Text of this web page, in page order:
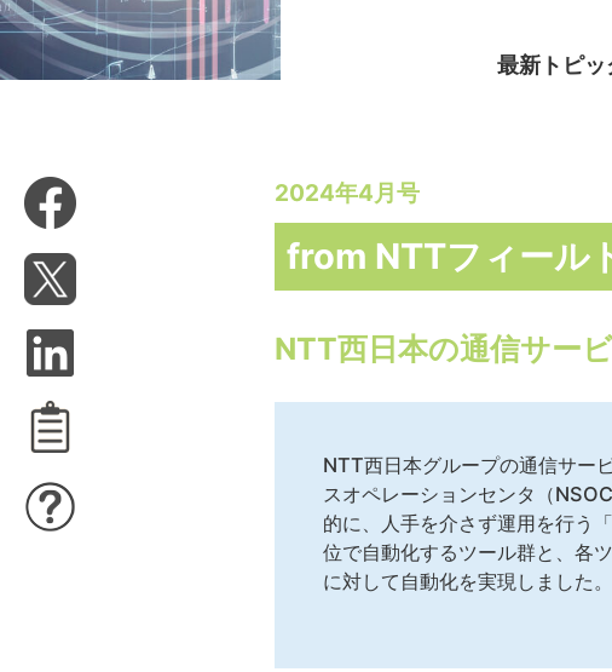
最新トピッ
2024年4月号
from NTTフィール
NTT西日本の通信サー
NTT西日本グループの通信サー
スオペレーションセンタ（
的に、人手を介さず運用を行う
位で自動化するツール群と、各
に対して自動化を実現しました。